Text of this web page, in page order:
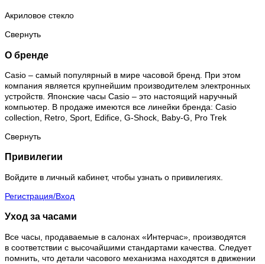
Акриловое стекло
Свернуть
О бренде
Casio – самый популярный в мире часовой бренд. При этом
компания является крупнейшим производителем электронных
устройств. Японские часы Casio – это настоящий наручный
компьютер. В продаже имеются все линейки бренда: Casio
collection, Retro, Sport, Edifice, G-Shock, Baby-G, Pro Trek
Свернуть
Привилегии
Войдите в личный кабинет, чтобы узнать о привилегиях.
Регистрация/Вход
Уход за часами
Все часы, продаваемые в салонах «Интерчас», производятся
в соответствии с высочайшими стандартами качества. Следует
помнить, что детали часового механизма находятся в движении